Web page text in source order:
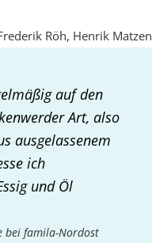
Röh, Henrik Matzen
auf den
Art, also
ausgelassenem
ich
und Öl
bei famila-Nordost